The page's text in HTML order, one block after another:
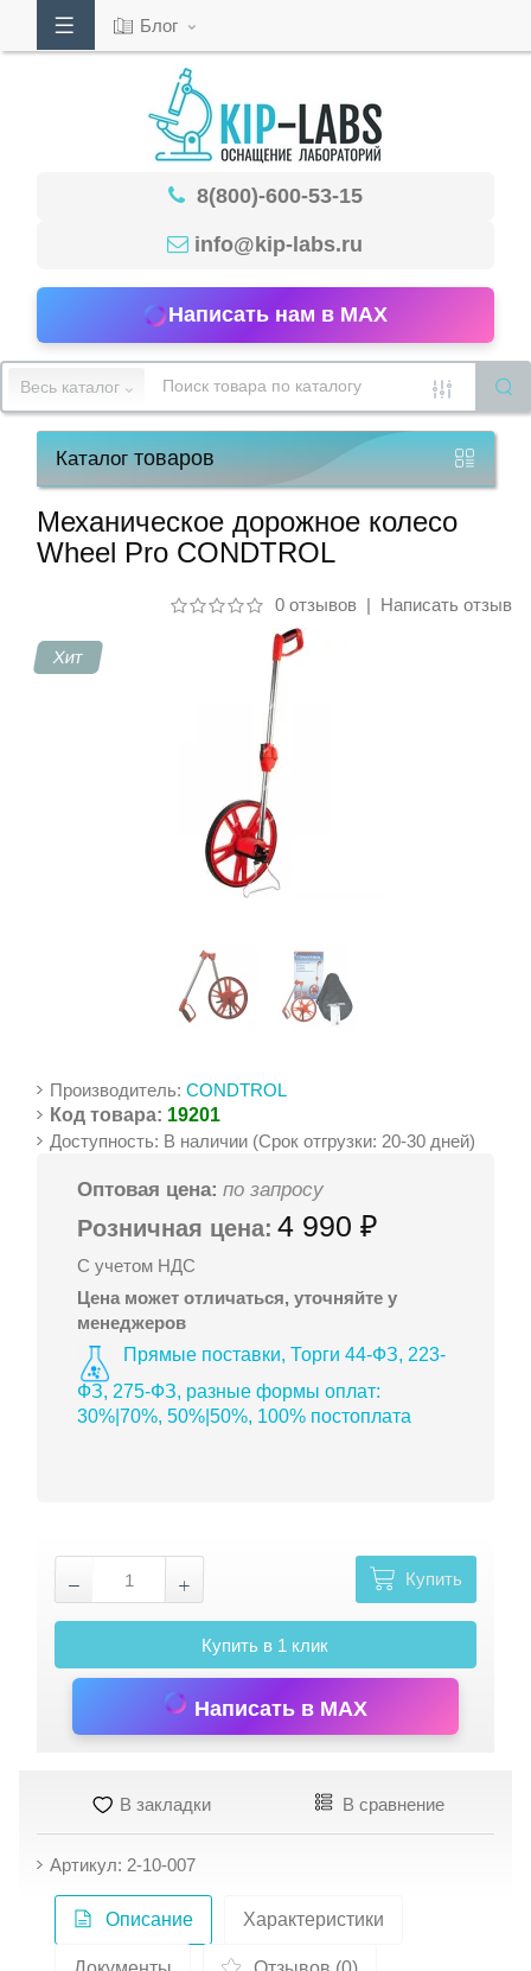
53-
15
работы
Блог
8(800)-600-53-15
info@kip-labs.ru
Написать нам в MAX
Весь каталог
Каталогтоваров
Механическое дорожное колесо
Wheel Pro CONDTROL
0 отзывов| Написать отзыв
Хит
Производитель:CONDTROL
Код товара: 19201
Доступность: В наличии (Срок отгрузки: 20-30 дней)
Оптовая цена: по запросу
Розничная цена: 4 990 ₽
С учетом НДС
Цена может отличаться, уточняйте у
менеджеров
Прямые поставки, Торги 44-ФЗ, 223-
ФЗ, 275-ФЗ, разные формы оплат:
30%|70%, 50%|50%, 100% постоплата
Купить
Купить в 1 клик
Написать в MAX
В закладки В сравнение
Артикул: 2-10-007
Описание Характеристики